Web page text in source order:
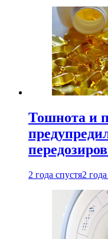
Тошнота и
2 года спустя2